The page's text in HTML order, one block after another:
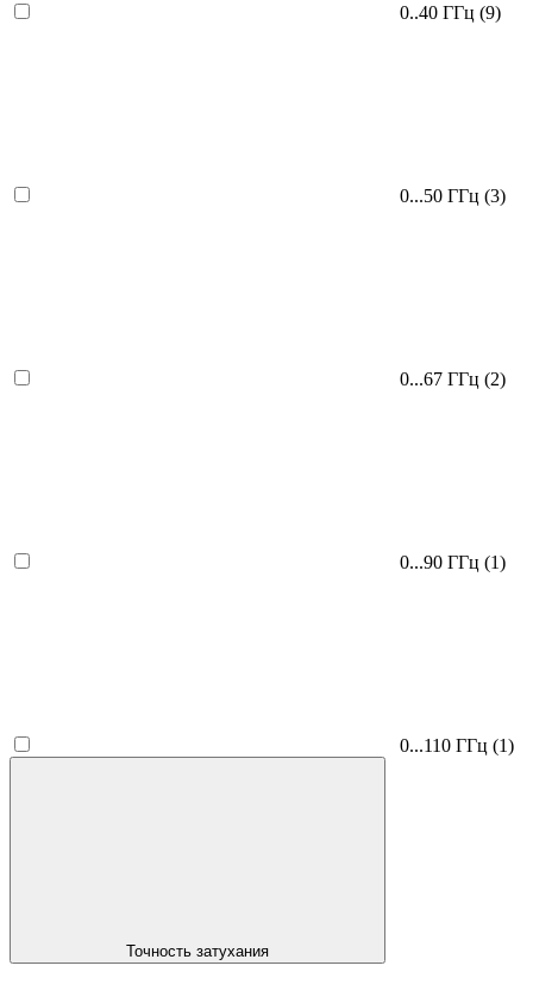
0..40 ГГц (9)
0...50 ГГц (3)
0...67 ГГц (2)
0...90 ГГц (1)
0...110 ГГц (1)
Точность затухания